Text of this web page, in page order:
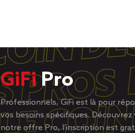
GiFiPro
Professionnels, GiFi est là pour
vos besoins spécifiques. Découvrez
notre offre Pro, l’inscription est